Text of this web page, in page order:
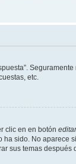
etc.
clic en en botón editar
sido. No aparece
sus temas después